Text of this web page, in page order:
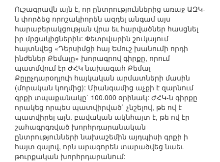
Ուշագրավն այն է, որ ընտրություններից առաջ ԱԶԿ-
ն փորձեց որոշակիորեն ազդել անգամ այս
հարաբերակցության վրա եւ հարվածներ հասցնել
իր մրցակիցներին: Փետրվարին շուկայում
հայտնվեց «Դերսիմցի հայ Եմուշ խանումի որդի
ինժեներ Քեմալը» խորագրով գիրքը, որում
պատմվում էր ԺՀԿ նախագահ Քեմալ
Քըլըչդարօղլուի հայկական արմատների մասին
(մորական կողմից): Միանգամից աչքի է զարնում
գրքի տպաքանակը` 100.000 օրինակ: ԺՀԿ-ն գիրքը
որակեց որպես պատվիրված` չնշելով, թե ով է
պատվիրել այն. բավական ակնհայտ է, թե ով էր
շահագրգռված խորհրդարանական
ընտրությունների նախաշեմին այդպիսի գրքի ի
հայտ գալով, որն արագորեն տարածվեց նաեւ
թուրքական խորհրդարանում: